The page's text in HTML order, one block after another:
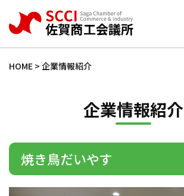
HOME > 企業情報紹介
企業情報紹介
焼き鳥だいやす